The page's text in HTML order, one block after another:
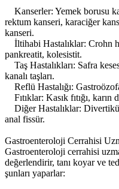
Kanserler: Yemek borusu
rektum kanseri, karaciğer
kanseri.
İltihabi Hastalıklar: Crohn
pankreatit, kolesistit.
Taş Hastalıkları: Safra
kanalı taşları.
Reflü Hastalığı:
Fıtıklar: Kasık fıtığı, karın
Diğer Hastalıklar:
anal fissür.
Gastroenteroloji Cerrahisi
Gastroenteroloji cerrahisi
değerlendirir, tanı koyar ve
şunları yaparlar: